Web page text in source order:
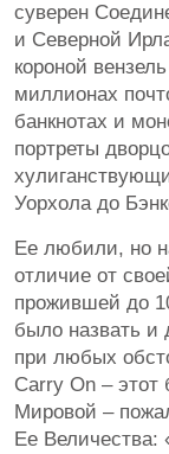
суверен
и Северной
короной
миллионах
банкнотах и
портреты
Уорхола до
Ее любили, но
отличие от
прожившей до
было назвать и
при любых
Carry On – этот
Мировой –
Ее Величества: